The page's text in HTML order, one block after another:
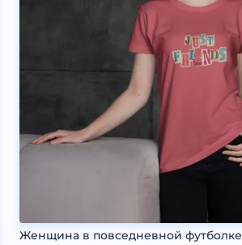
Женщина в повседневной футболке